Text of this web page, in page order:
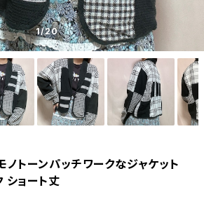
1/20
ノトーンパッチワークなジャケット
ョート丈